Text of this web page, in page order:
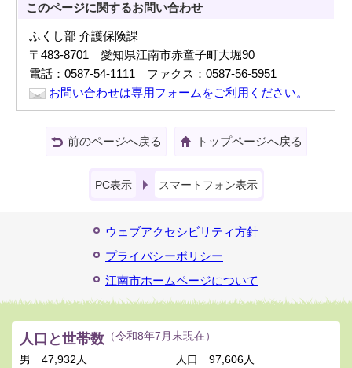
このページに関するお問い合わせ
ふくし部 介護保険課
〒483-8701 愛知県江南市赤童子町大堀90
電話：0587-54-1111 ファクス：0587-56-5951
お問い合わせは専用フォームをご利用ください。
前のページへ戻る トップページへ戻る
PC表示 スマートフォン表示
ウェブアクセシビリティ方針
プライバシーポリシー
江南市ホームページについて
人口と世帯数 （令和8年7月末現在）
男
47,932人
人口
97,606人